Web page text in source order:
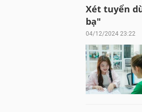
Xét tuyển
bạ"
04/12/2024 23:22